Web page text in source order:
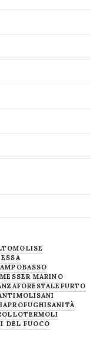
MARINO
FORESTALE FURTO
MOLISANI
PROFUGHISANITÀ
TERMOLI
DEL FUOCO